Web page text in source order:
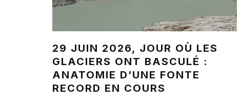
29 JUIN 2026, JOUR OÙ LES
GLACIERS ONT BASCULÉ :
ANATOMIE D’UNE FONTE
RECORD EN COURS